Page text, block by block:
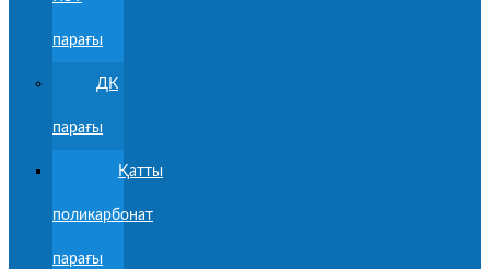
парағы
ДК
парағы
Қатты
поликарбонат
парағы